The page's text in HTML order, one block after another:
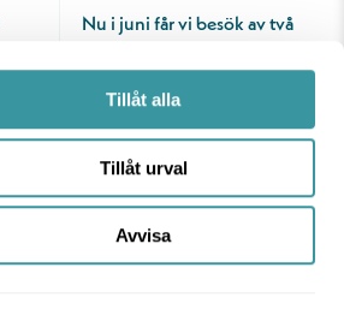
Tillåt alla
Tillåt urval
Avvisa
Nu i juni får vi besök av två
Läs mer
EVENT